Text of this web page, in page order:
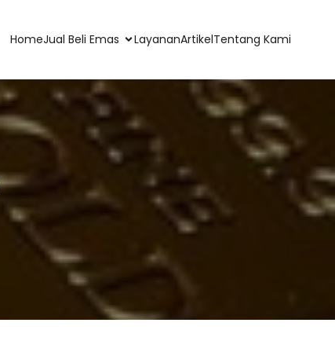
HomeJual Beli Emas LayananArtikelTentang Kami